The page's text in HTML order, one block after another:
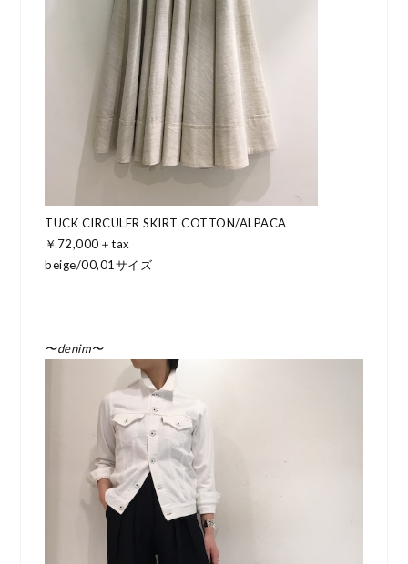
TUCK CIRCULER SKIRT COTTON/ALPACA
￥72,000＋tax
beige/00,01サイズ
〜denim〜